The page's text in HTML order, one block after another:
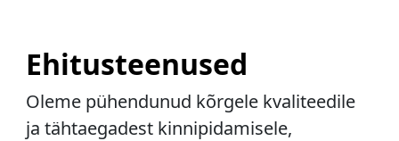
Ehitusteenused
Oleme pühendunud kõrgele kvaliteedile
ja tähtaegadest kinnipidamisele,